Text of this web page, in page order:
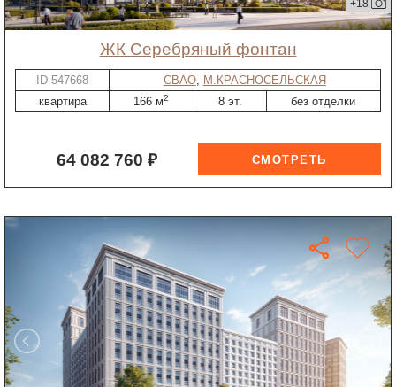
+18
ЖК Серебряный фонтан
ID-547668 СВАО, М.КРАСНОСЕЛЬСКАЯ
квартира
166 м2 8 эт. без отделки
64 082 760 ₽